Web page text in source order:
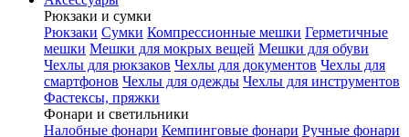
Рюкзаки и сумки
Рюкзаки Сумки Компрессионные мешки Герметичные
мешки Мешки для мокрых вещей Мешки для обуви
Чехлы для рюкзаков Чехлы для документов Чехлы для
смартфонов Чехлы для одежды Чехлы для инструментов
Фастексы, пряжки
Фонари и светильники
Налобные фонари Кемпинговые фонари Ручные фонари